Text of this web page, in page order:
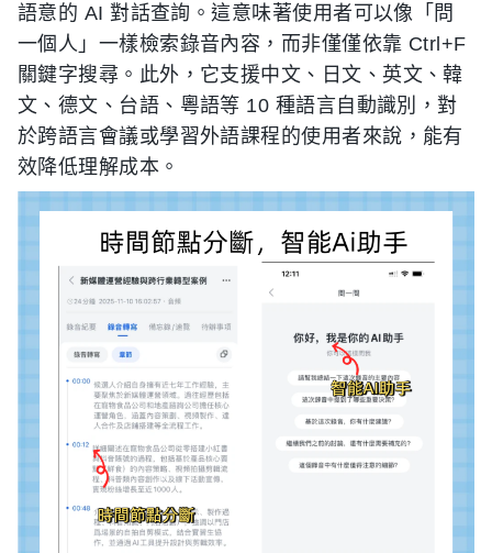
語意的 AI 對話查詢。這意味著使用者可以像「問
一個人」一樣檢索錄音內容，而非僅僅依靠 Ctrl+F
關鍵字搜尋。此外，它支援中文、日文、英文、韓
文、德文、台語、粵語等 10 種語言自動識別，對
於跨語言會議或學習外語課程的使用者來說，能有
效降低理解成本。